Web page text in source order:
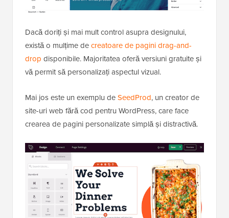
Dacă doriți și mai mult control asupra designului,
există o mulțime decreatoare de pagini drag-and-
drop disponibile. Majoritatea oferă versiuni gratuite și
vă permit să personalizați aspectul vizual.
Mai jos este un exemplu deSeedProd, un creator de
site-uri web fără cod pentru WordPress, care face
crearea de pagini personalizate simplă și distractivă.